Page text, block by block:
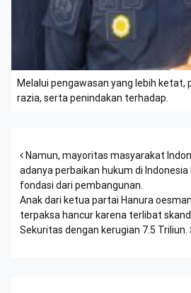
Melalui pengawasan yang lebih ketat,
razia, serta penindakan terhadap.
Post navigation
Namun, mayoritas masyarakat
adanya perbaikan hukum di
fondasi dari pembangunan.
Anak dari ketua partai Hanura
terpaksa hancur karena terlibat
Sekuritas dengan kerugian 7.5 Triliun.